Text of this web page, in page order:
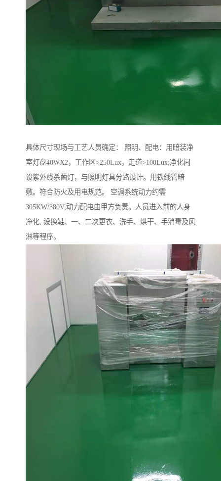
具体尺寸现场与工艺人员确定： 照明、配电：用暗装净
室灯盘40WX2，工作区>250Lux，走道>100Lux;净化间
设紫外线杀菌灯，与照明灯具分路设计。用铁线管暗
敷。符合防火及用电规范。 空调系统动力约需
305KW/380V;动力配电由甲方负责。人员进入前的人身
净化, 设换鞋、一、二次更衣、洗手、烘干、手消毒及风
淋等程序。